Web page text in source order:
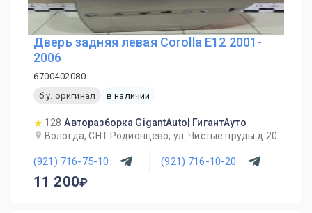
Дверь задняя левая Corolla E12 2001-
2006
6700402080
б.у. оригинал
в наличии
128 Авторазборка GigantAuto| ГигантАуто
Вологда, СНТ Родионцево, ул. Чистые пруды д.20
(921) 716-75-10 (921) 716-10-20
11 200